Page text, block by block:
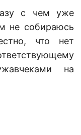
с чем уже
не собираюсь
что нет
на